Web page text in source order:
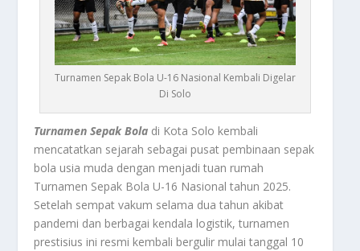
Turnamen Sepak Bola U-16 Nasional Kembali Digelar
Di Solo
Turnamen Sepak Bola di Kota Solo kembali
mencatatkan sejarah sebagai pusat pembinaan sepak
bola usia muda dengan menjadi tuan rumah
Turnamen Sepak Bola U-16 Nasional tahun 2025.
Setelah sempat vakum selama dua tahun akibat
pandemi dan berbagai kendala logistik, turnamen
prestisius ini resmi kembali bergulir mulai tanggal 10